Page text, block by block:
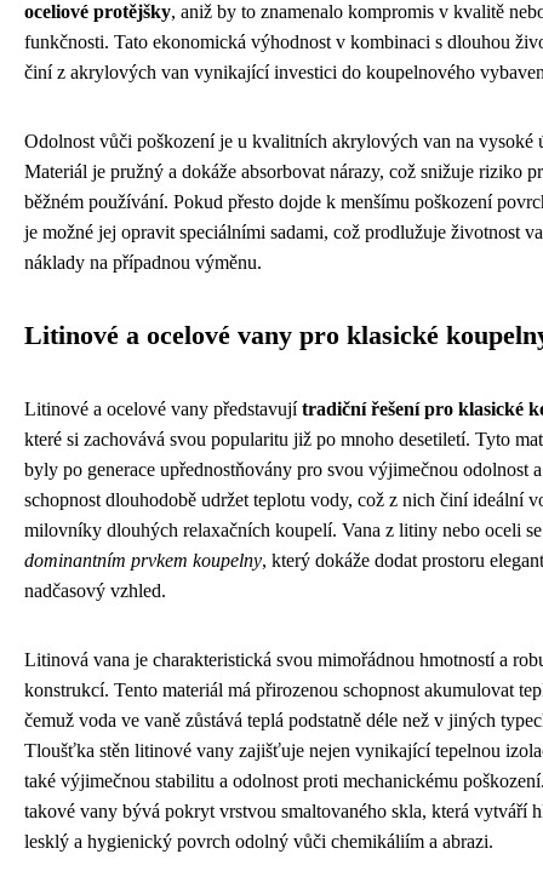
oceliové protějšky, aniž by to znamenalo kompromis v kvalitě
funkčnosti. Tato ekonomická výhodnost v kombinaci s dlouhou
činí z akrylových van vynikající investici do koupelnového
Odolnost vůči poškození je u kvalitních akrylových van na vysoké
Materiál je pružný a dokáže absorbovat nárazy, což snižuje riziko
běžném používání. Pokud přesto dojde k menšímu poškození
je možné jej opravit speciálními sadami, což prodlužuje životnost
náklady na případnou výměnu.
Litinové a ocelové vany pro klasické
Litinové a ocelové vany představujítradiční řešení pro klasické
které si zachovává svou popularitu již po mnoho desetiletí. Tyto
byly po generace upřednostňovány pro svou výjimečnou odolnost a
schopnost dlouhodobě udržet teplotu vody, což z nich činí ideální
milovníky dlouhých relaxačních koupelí. Vana z litiny nebo oceli se
dominantním prvkem koupelny, který dokáže dodat prostoru
nadčasový vzhled.
Litinová vana je charakteristická svou mimořádnou hmotností a
konstrukcí. Tento materiál má přirozenou schopnost akumulovat
čemuž voda ve vaně zůstává teplá podstatně déle než v jiných
Tloušťka stěn litinové vany zajišťuje nejen vynikající tepelnou
také výjimečnou stabilitu a odolnost proti mechanickému
takové vany bývá pokryt vrstvou smaltovaného skla, která vytváří
lesklý a hygienický povrch odolný vůči chemikáliím a abrazi.